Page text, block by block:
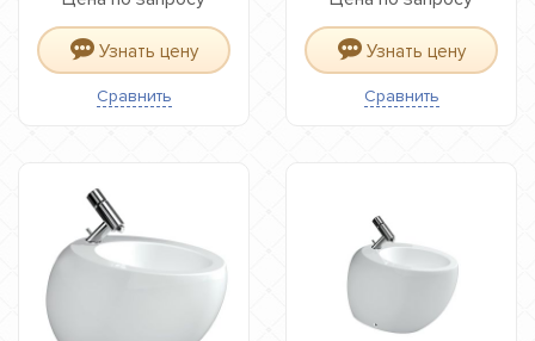
Узнать цену
Сравнить
Узнать цену
Сравнить